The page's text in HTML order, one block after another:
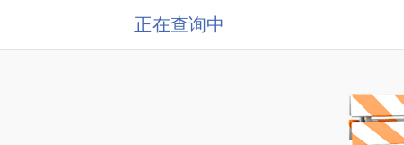
正在查询中